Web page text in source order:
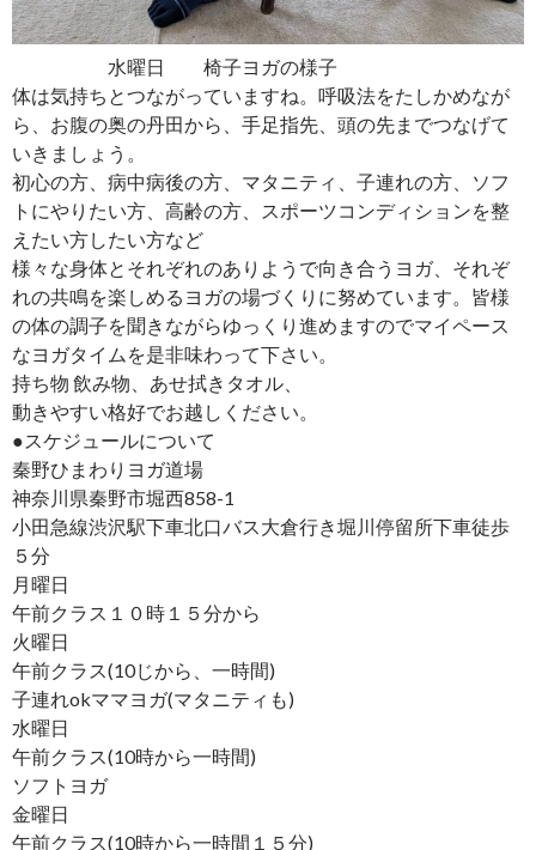
水曜日 椅子ヨガの様子
体は気持ちとつながっていますね。呼吸法をたしかめなが
ら、お腹の奥の丹田から、手足指先、頭の先までつなげて
いきましょう。
初心の方、病中病後の方、マタニティ、子連れの方、ソフ
トにやりたい方、高齢の方、スポーツコンディションを整
えたい方したい方など
様々な身体とそれぞれのありようで向き合うヨガ、それぞ
れの共鳴を楽しめるヨガの場づくりに努めています。皆様
の体の調子を聞きながらゆっくり進めますのでマイペース
なヨガタイムを是非味わって下さい。
持ち物 飲み物、あせ拭きタオル、
動きやすい格好でお越しください。
●スケジュールについて
秦野ひまわりヨガ道場
神奈川県秦野市堀西858-1
小田急線渋沢駅下車北口バス大倉行き堀川停留所下車徒歩
５分
月曜日
午前クラス１０時１５分から
火曜日
午前クラス(10じから、一時間)
子連れokママヨガ(マタニティも)
水曜日
午前クラス(10時から一時間)
ソフトヨガ
金曜日
午前クラス(10時から一時間１５分)